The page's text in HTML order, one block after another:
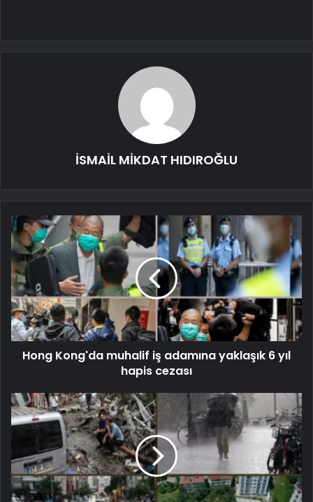
İSMAİL MİKDAT HIDIROĞLU
Hong Kong'da muhalif iş adamına yaklaşık 6 yıl
hapis cezası